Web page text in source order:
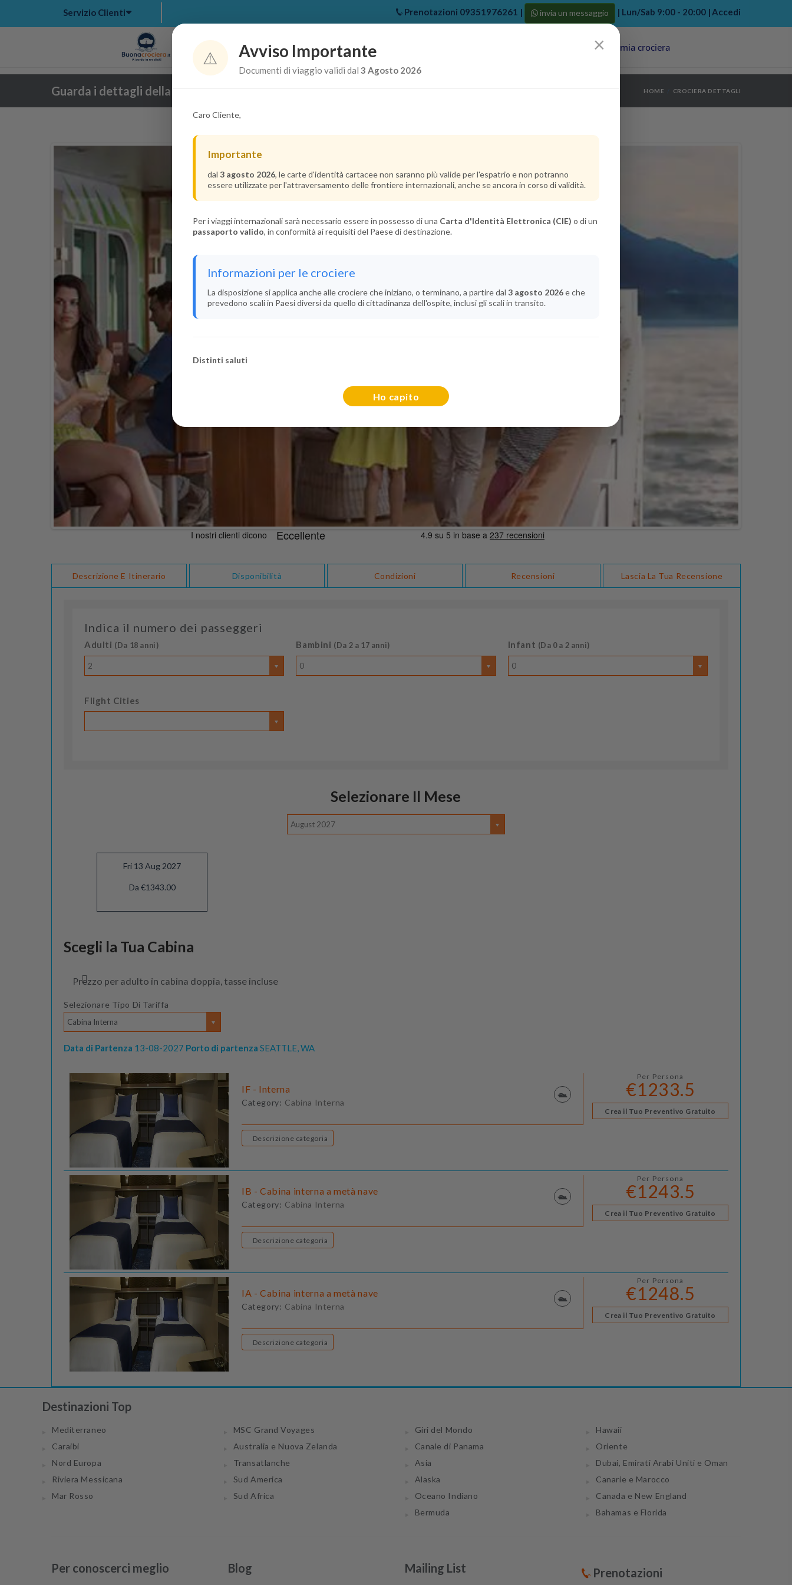
>
>
Servizio Clienti Prenotazioni 09351976261 | invia un messaggio | Lun/Sab 9:00 - 20:00 |Accedi
Home Chi Siamo Offerte Crociere Last Minute La mia crociera
Guarda i dettagli della crociera HOME CROCIERA DETTAGLI
Descrizione E Itinerario Disponibilità Condizioni Recensioni Lascia La Tua Recensione
Indica il numero dei passeggeri
Adulti (Da 18 anni)
2
Bambini (Da 2 a 17 anni)
0
Infant (Da 0 a 2 anni)
0
Flight Cities
Selezionare Il Mese
August 2027
Fri 13 Aug 2027
Da €1343.00
Scegli la Tua Cabina
Prezzo per adulto in cabina doppia, tasse incluse
Selezionare Tipo Di Tariffa
Cabina Interna
Data di Partenza 13-08-2027 Porto di partenza SEATTLE, WA
IF - Interna
Category: Cabina Interna
Per Persona
€1233.5
Crea il Tuo Preventivo Gratuito
Descrizione categoria
IB - Cabina interna a metà nave
Category: Cabina Interna
Per Persona
€1243.5
Crea il Tuo Preventivo Gratuito
Descrizione categoria
IA - Cabina interna a metà nave
Category: Cabina Interna
Per Persona
€1248.5
Crea il Tuo Preventivo Gratuito
Descrizione categoria
Destinazioni Top
Mediterraneo
Caraibi
Nord Europa
Riviera Messicana
Mar Rosso
MSC Grand Voyages
Australia e Nuova Zelanda
Transatlanche
Sud America
Sud Africa
Giri del Mondo
Canale di Panama
Asia
Alaska
Oceano Indiano
Bermuda
Hawaii
Oriente
Dubai, Emirati Arabi Uniti e Oman
Canarie e Marocco
Canada e New England
Bahamas e Florida
Per conoscerci meglio Blog Mailing List Prenotazioni
×
⚠️ Avviso Importante
Documenti di viaggio validi dal 3 Agosto 2026
Caro Cliente,
Importante
dal 3 agosto 2026, le carte d'identità cartacee non saranno più valide per l'espatrio e non potranno
essere utilizzate per l'attraversamento delle frontiere internazionali, anche se ancora in corso di validità.
Per i viaggi internazionali sarà necessario essere in possesso di una Carta d'Identità Elettronica (CIE) o di un
passaporto valido, in conformità ai requisiti del Paese di destinazione.
Informazioni per le crociere
La disposizione si applica anche alle crociere che iniziano, o terminano, a partire dal 3 agosto 2026e che
prevedono scali in Paesi diversi da quello di cittadinanza dell'ospite, inclusi gli scali in transito.
Distinti saluti
Ho capito